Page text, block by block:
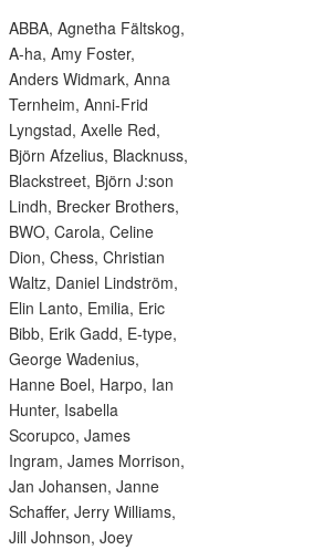
ABBA, Agnetha Fältskog,
A-ha, Amy Foster,
Anders Widmark, Anna
Ternheim, Anni-Frid
Lyngstad, Axelle Red,
Björn Afzelius, Blacknuss,
Blackstreet, Björn J:son
Lindh, Brecker Brothers,
BWO, Carola, Celine
Dion, Chess, Christian
Waltz, Daniel Lindström,
Elin Lanto, Emilia, Eric
Bibb, Erik Gadd, E-type,
George Wadenius,
Hanne Boel, Harpo, Ian
Hunter, Isabella
Scorupco, James
Ingram, James Morrison,
Jan Johansen, Janne
Schaffer, Jerry Williams,
Jill Johnson, Joey